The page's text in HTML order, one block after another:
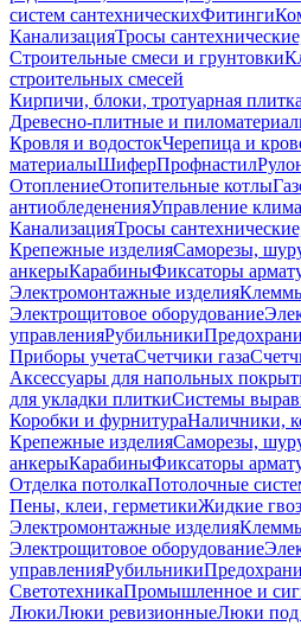
систем сантехническихФитинги
КанализацияТросы
Строительные смеси и грунтовки
строительных смесей
Кирпичи, блоки, тротуарная плитка
Древесно-плитные и
Кровля и водостокЧерепица и
материалыШиферПрофнастил
ОтоплениеОтопительные котлы
антиобледененияУправление
КанализацияТросы
Крепежные изделияСаморезы,
анкерыКарабиныФиксаторы
Электромонтажные изделия
Электрощитовое оборудование
управленияРубильники
Приборы учетаСчетчики газа
Аксессуары для напольных
для укладки плиткиСистемы
Коробки и фурнитураНаличники,
Крепежные изделияСаморезы,
анкерыКарабиныФиксаторы
Отделка потолкаПотолочные
Пены, клеи, герметикиЖидкие
Электромонтажные изделия
Электрощитовое оборудование
управленияРубильники
СветотехникаПромышленное и
ЛюкиЛюки ревизионныеЛюки под